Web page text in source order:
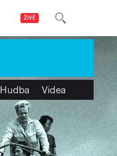
ŽIVĚ
Hudba Videa